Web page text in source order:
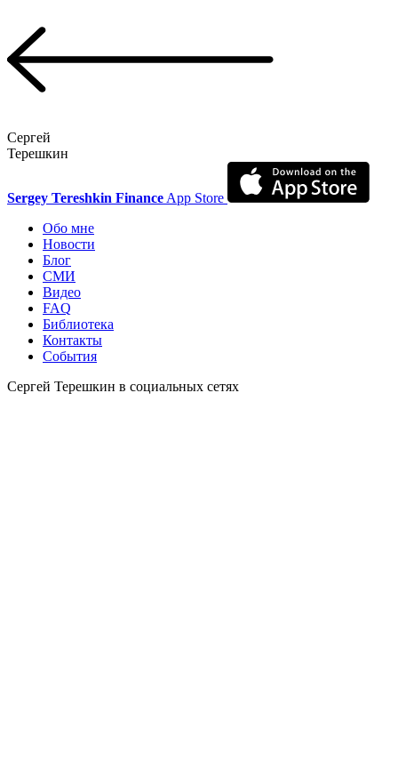
Сергей
Терешкин
Sergey Tereshkin FinanceApp Store
Обо мне
Новости
Блог
СМИ
Видео
FAQ
Библиотека
Контакты
События
Сергей Терешкин в социальных сетях